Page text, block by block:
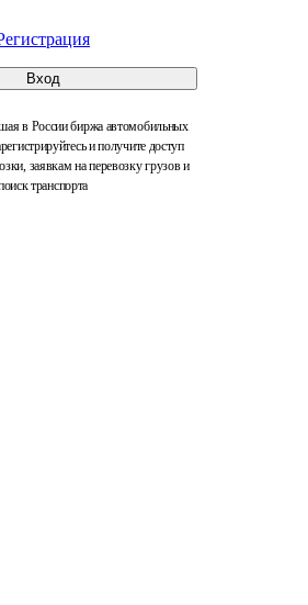
Вход
в России биржа автомобильных
и получите доступ
заявкам на перевозку грузов и
транспорта